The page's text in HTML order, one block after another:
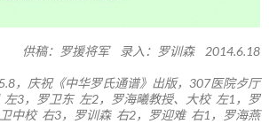
供稿：罗援将军 录入：罗训森 2014.6.18
，庆祝《中华罗氏通谱》出版，307医院歺厅
左3，罗卫东 左2，罗海曦教授、大校 左1，罗
卫中校 右3，罗训森 右2，罗迎难 右1，罗海燕